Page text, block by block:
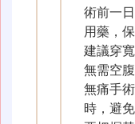
術前一
用藥，
建議穿
無需空
無痛手
時，避